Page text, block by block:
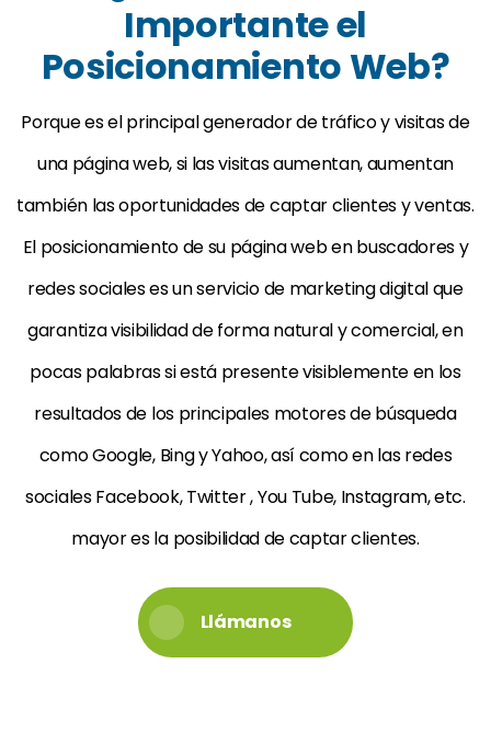
Importante el
Posicionamiento Web?
Porque es el principal generador de tráfico y visitas de
una página web, si las visitas aumentan, aumentan
también las oportunidades de captar clientes y ventas.
El posicionamiento de su página web en buscadores y
redes sociales es un servicio de marketing digital que
garantiza visibilidad de forma natural y comercial, en
pocas palabras si está presente visiblemente en los
resultados de los principales motores de búsqueda
como Google, Bing y Yahoo, así como en las redes
sociales Facebook, Twitter , You Tube, Instagram, etc.
mayor es la posibilidad de captar clientes.
Llámanos